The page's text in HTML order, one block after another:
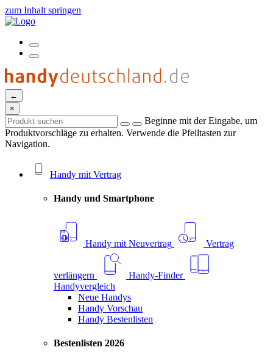
zum Inhalt springen
←
×
Beginne mit der Eingabe, um
Produktvorschläge zu erhalten. Verwende die Pfeiltasten zur
Navigation.
Handy mit Vertrag
Handy und Smartphone
Handy mit Neuvertrag Vertrag
verlängern
Handy-Finder
Handyvergleich
Neue Handys
Handy Vorschau
Handy Bestenlisten
Bestenlisten 2026